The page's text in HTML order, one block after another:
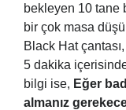
bekleyen 10 tane
bir çok masa
Black Hat
5 dakika
bilgi ise, Eğer
almanız